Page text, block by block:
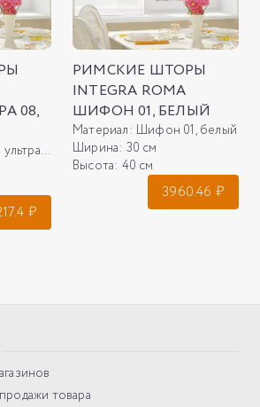
08,
08, серый
₽
РИМСКИЕ ШТОРЫ
INTEGRA ROMA
ШИФОН 01, БЕЛЫЙ
Материал: Шифон 01, белый
Ширина: 30 см
Высота: 40 см
3960.46 ₽
товара